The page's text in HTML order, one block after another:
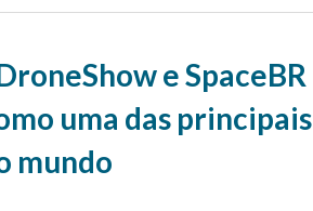
e SpaceBR
uma das principais
mundo